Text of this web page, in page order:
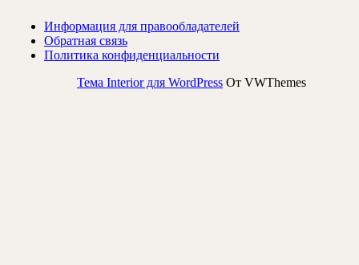
Информация для правообладателей
Обратная связь
Политика конфиденциальности
Тема Interior для WordPress От VWThemes